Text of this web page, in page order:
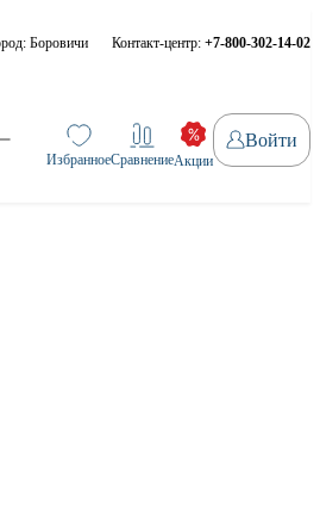
Боровичи Контакт-центр: +7-800-302-14-02
ИзбранноеСравнениеАкции
Войти